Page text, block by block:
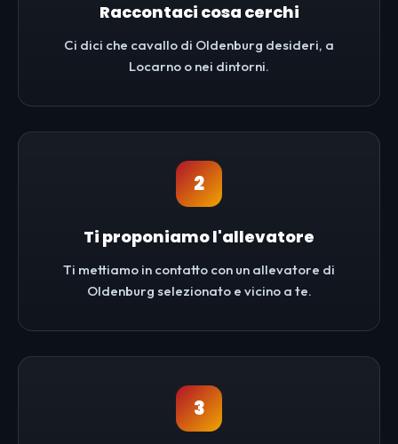
Raccontaci cosa cerchi
Ci dici che cavallo di Oldenburg desideri, a
Locarno o nei dintorni.
2
Ti proponiamo l'allevatore
Ti mettiamo in contatto con un allevatore di
Oldenburg selezionato e vicino a te.
3